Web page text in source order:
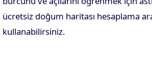
ücretsiz doğum haritası hesaplama
kullanabilirsiniz.